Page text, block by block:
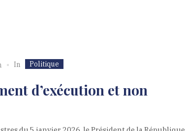
In Politique
d’exécution et non